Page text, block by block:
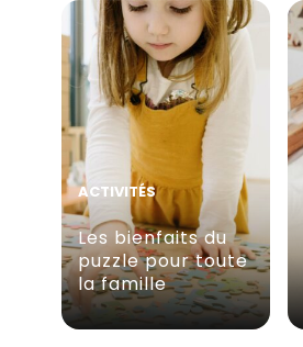
ACTIVITÉS
Les bienfaits du
puzzle pour toute
la famille